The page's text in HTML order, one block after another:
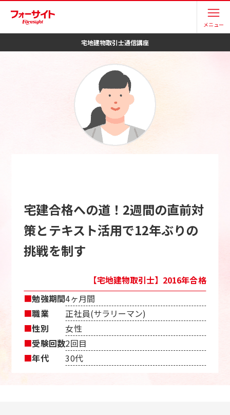
メニュー
宅地建物取引士通信講座
宅建合格への道！2週間の直前対
策とテキスト活用で12年ぶりの
挑戦を制す
【宅地建物取引士】2016年合格
■勉強期間4ヶ月間
■職業
正社員(サラリーマン)
■性別
女性
■受験回数2回目
■年代 30代